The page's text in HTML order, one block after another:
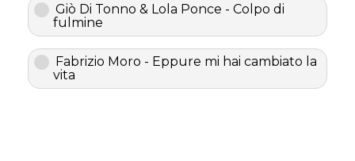
Giò Di Tonno & Lola Ponce - Colpo di
fulmine
Fabrizio Moro - Eppure mi hai cambiato la
vita